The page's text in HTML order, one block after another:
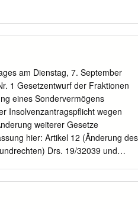
am Dienstag, 7. September
1 Gesetzentwurf der Fraktionen
eines Sondervermögens
Insolvenzantragspflicht wegen
weiterer Gesetze
hier: Artikel 12 (Änderung des
Drs. 19/32039 und
X Peter Altmaier X Philipp